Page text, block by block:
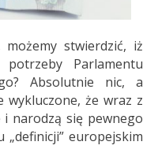
możemy stwierdzić, iż
Parlamentu
Absolutnie nic, a
że wraz z
narodzą się pewnego
europejskim